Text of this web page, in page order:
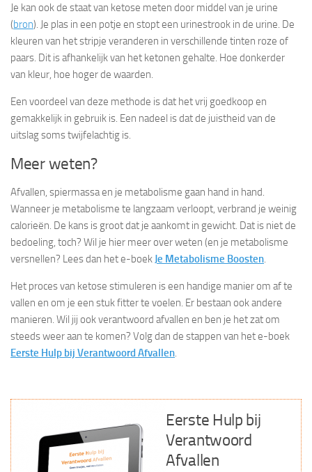
Je kan ook de staat van ketose meten door middel van je urine
(bron). Je plas in een potje en stopt een urinestrook in de urine. De
kleuren van het stripje veranderen in verschillende tinten roze of
paars. Dit is afhankelijk van het ketonen gehalte. Hoe donkerder
van kleur, hoe hoger de waarden.
Een voordeel van deze methode is dat het vrij goedkoop en
gemakkelijk in gebruik is. Een nadeel is dat de juistheid van de
uitslag soms twijfelachtig is.
Meer weten?
Afvallen, spiermassa en je metabolisme gaan hand in hand.
Wanneer je metabolisme te langzaam verloopt, verbrand je weinig
calorieën. De kans is groot dat je aankomt in gewicht. Dat is niet de
bedoeling, toch? Wil je hier meer over weten (en je metabolisme
versnellen? Lees dan het e-boek Je Metabolisme Boosten.
Het proces van ketose stimuleren is een handige manier om af te
vallen en om je een stuk fitter te voelen. Er bestaan ook andere
manieren. Wil jij ook verantwoord afvallen en ben je het zat om
steeds weer aan te komen? Volg dan de stappen van het e-boek
Eerste Hulp bij Verantwoord Afvallen.
Eerste Hulp bij
Verantwoord
Afvallen